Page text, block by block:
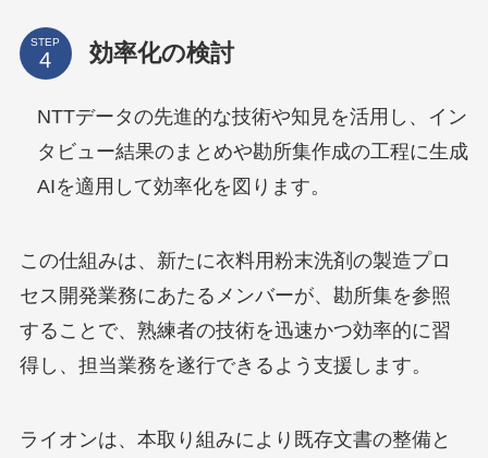
STEP 効率化の検討
NTTデータの先進的な技術や知見を活用し、イン
タビュー結果のまとめや勘所集作成の工程に生成
AIを適用して効率化を図ります。
この仕組みは、新たに衣料用粉末洗剤の製造プロ
セス開発業務にあたるメンバーが、勘所集を参照
することで、熟練者の技術を迅速かつ効率的に習
得し、担当業務を遂行できるよう支援します。
ライオンは、本取り組みにより既存文書の整備と